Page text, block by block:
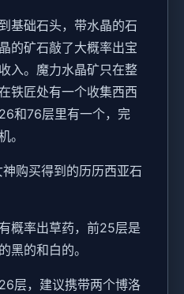
基础石头，带水晶的石
的矿石敲了大概率出宝
入。魔力水晶矿只在整
铁匠处有一个收集西西
和76层里有一个，完
。
购买得到的历历西亚石
概率出草药，前25层是
黑的和白的。
层，建议携带两个博洛